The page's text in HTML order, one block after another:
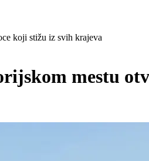
koji stižu iz svih krajeva
mestu